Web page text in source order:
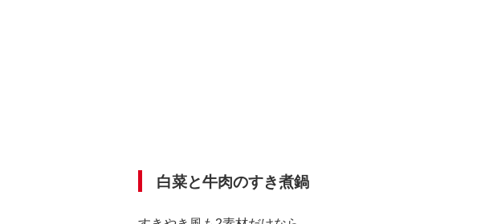
白菜と牛肉のすき煮鍋